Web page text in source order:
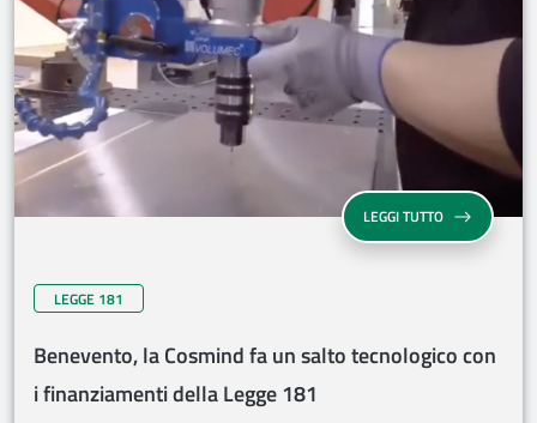
LEGGI TUTTO
LEGGE 181
Benevento, la Cosmind fa un salto tecnologico con
i finanziamenti della Legge 181